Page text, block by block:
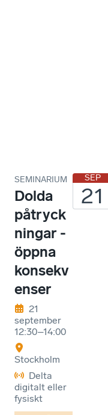
SEMINARIUM
Dolda
påtryck
ningar -
öppna
konsekv
enser
21
september
12:30–14:00
Stockholm
Delta
digitalt eller
fysiskt
SEP
21